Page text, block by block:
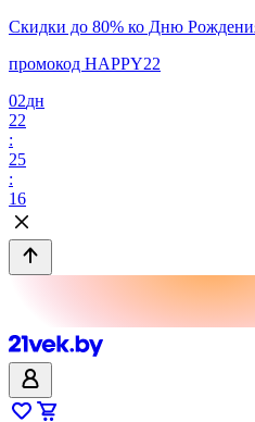
Скидки до 80% ко Дню
промокод HAPPY22
02дн
22
:
25
:
16